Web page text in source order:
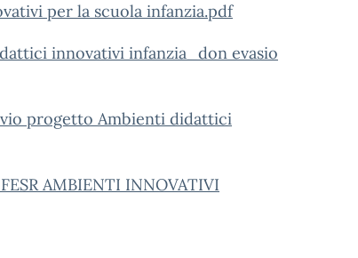
per la scuola infanzia.pdf
innovativi infanzia_don evasio
progetto Ambienti didattici
AMBIENTI INNOVATIVI